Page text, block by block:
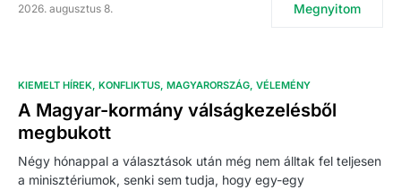
2026. augusztus 8. Megnyitom
KIEMELT HÍREK KONFLIKTUS MAGYARORSZÁG VÉLEMÉNY
A Magyar-kormány válságkezelésből
megbukott
Négy hónappal a választások után még nem álltak fel teljesen
a minisztériumok, senki sem tudja, hogy egy-egy